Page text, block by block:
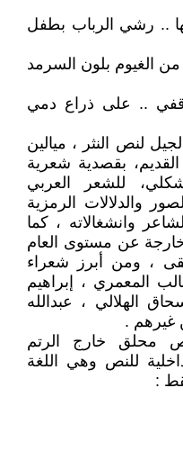
.. رشي الرباب بطفل
الغيوم بلون السرمد
.. على ذراع دمي
لنص النثر ، ميالين
بقصدية شعرية
للشعر العربي
والدلالات الرمزية
وانشغالاته ، كما
عن مستوى العام
، ومن أبرز شعراء
المعمري ، إبراهيم
الهلالي ، عبدالله
غيرهم .
محلق خارج الرتم
للنص وهي اللغة
: